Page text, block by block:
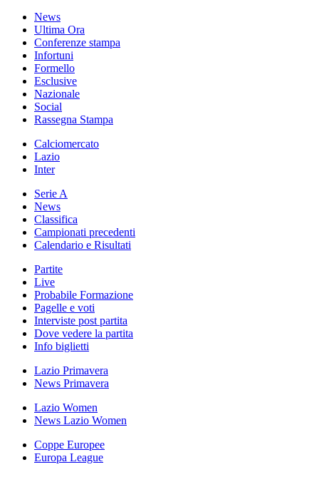
News
Ultima Ora
Conferenze stampa
Infortuni
Formello
Esclusive
Nazionale
Social
Rassegna Stampa
Calciomercato
Lazio
Inter
Serie A
News
Classifica
Campionati precedenti
Calendario e Risultati
Partite
Live
Probabile Formazione
Pagelle e voti
Interviste post partita
Dove vedere la partita
Info biglietti
Lazio Primavera
News Primavera
Lazio Women
News Lazio Women
Coppe Europee
Europa League